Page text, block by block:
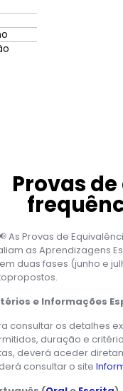
Provas
As Provas de
as Aprendizagens
duas fases (junho e
e Informações
consultar os detalhes
duração e
deverá aceder
consultar o site